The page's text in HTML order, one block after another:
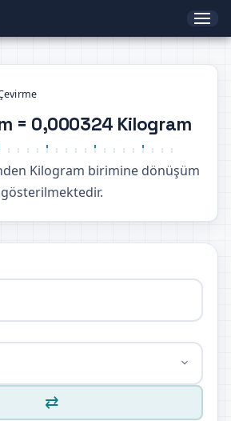
= 0,000324 Kilogram
Kilogram birimine dönüşüm
⇄